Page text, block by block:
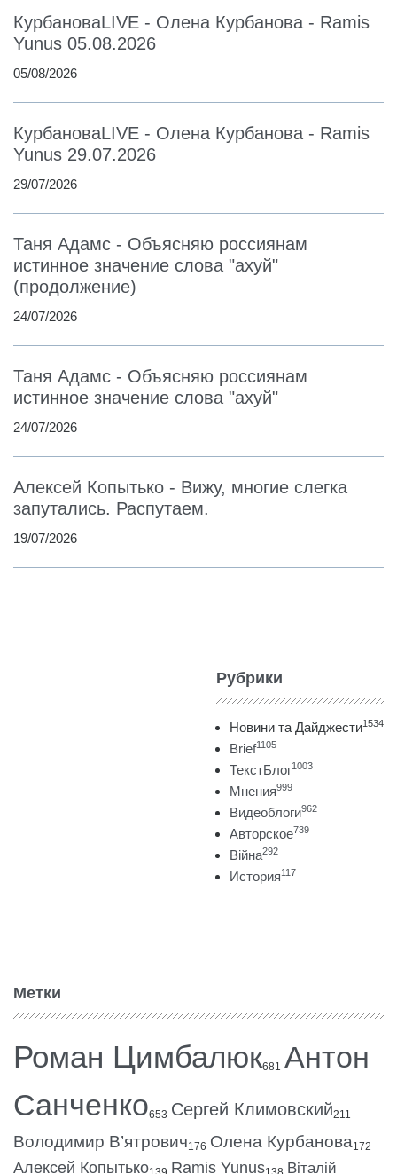
КурбановаLIVE - Олена Курбанова - Ramis
Yunus 05.08.2026
05/08/2026
КурбановаLIVE - Олена Курбанова - Ramis
Yunus 29.07.2026
29/07/2026
Таня Адамс - Объясняю россиянам
истинное значение слова "ахуй"
(продолжение)
24/07/2026
Таня Адамс - Объясняю россиянам
истинное значение слова "ахуй"
24/07/2026
Алексей Копытько - Вижу, многие слегка
запутались. Распутаем.
19/07/2026
Рубрики
Новини та Дайджести1534
Brief1105
ТекстБлог1003
Мнения999
Видеоблоги962
Авторское739
Війна292
История117
Метки
Роман Цимбалюк681 Антон
Санченко653 Сергей Климовский211
Володимир В’ятрович176 Олена Курбанова172
Алексей Копытько Ramis Yunus
Віталій